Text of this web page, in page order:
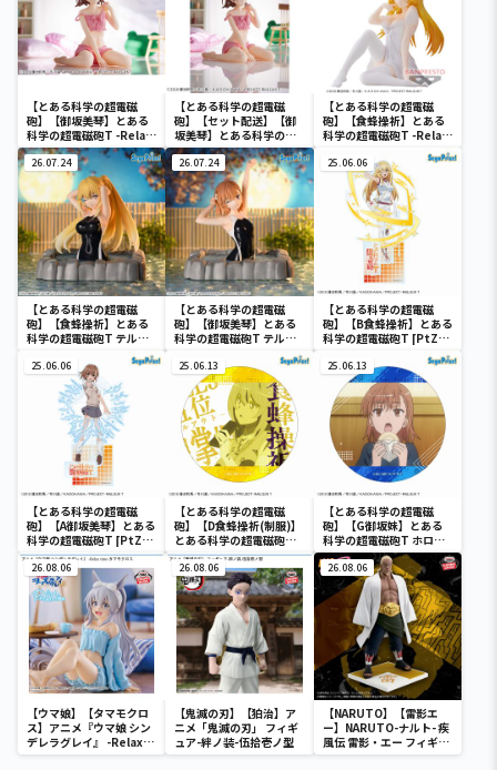
【とある科学の超電磁
砲】【御坂美琴】とある
科学の超電磁砲T -Relax
time-御坂美琴
【とある科学の超電磁
砲】【セット配送】【御
坂美琴】とある科学の超
電磁砲T -Relax time-御
坂美琴
【とある科学の超電磁
砲】【食蜂操祈】とある
科学の超電磁砲T -Relax
26.07.24
【とある科学の超電磁
砲】【食蜂操祈】とある
科学の超電磁砲T テルマ
エ・湯～とぴあ ‐食蜂操
祈‐
26.07.24
【とある科学の超電磁
砲】【御坂美琴】とある
科学の超電磁砲T テルマ
エ・湯～とぴあ ‐御坂美
琴‐
25.06.06
【とある科学の超電磁
砲】【B食蜂操祈】とある
科学の超電磁砲T [PtZ]
25.06.06
【とある科学の超電磁
砲】【A御坂美琴】とある
科学の超電磁砲T [PtZ]
アクリルジオラマ
25.06.13
【とある科学の超電磁
砲】【D食蜂操祈(制服)】
とある科学の超電磁砲T
ホログラム缶バッジ(EX)
25.06.13
【とある科学の超電磁
砲】【G御坂妹】とある
科学の超電磁砲T ホログ
ラム缶バッジ(EX)
26.08.06
【ウマ娘】【タマモクロ
ス】アニメ『ウマ娘 シン
デレラグレイ』 -Relax
time-タマモクロス
26.08.06
【鬼滅の刃】【狛治】ア
ニメ「鬼滅の刃」 フィギ
ュア-絆ノ装-伍拾壱ノ型
26.08.06
【NARUTO】【雷影エ
ー】NARUTO-ナルト- 疾
風伝 雷影・エー フィギュ
ア～五影集結…!!～